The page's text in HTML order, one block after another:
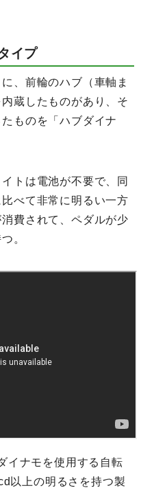
イプ
、前輪のハブ（車軸ま
蔵したものがあり、そ
ものを「ハブダイナ
トは電池が不要で、同
べて非常に明るい一方
費されて、ペダルが少
。
イナモを使用する自転
以上の明るさを持つ製